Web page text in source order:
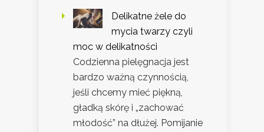
Delikatne żele do
mycia twarzy czyli
moc w delikatności
Codzienna pielęgnacja jest
bardzo ważną czynnością,
jeśli chcemy mieć piękną,
gładką skórę i „zachować
młodość” na dłużej. Pomijanie